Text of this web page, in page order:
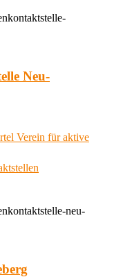
Neu-
Verein für aktive
neu-